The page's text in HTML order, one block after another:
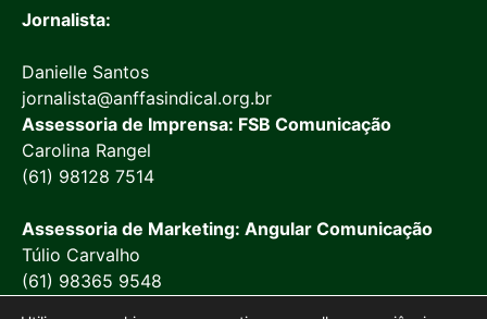
Jornalista:
Danielle Santos
jornalista@anffasindical.org.br
Assessoria de Imprensa: FSB Comunicação
Carolina Rangel
(61) 98128 7514
Assessoria de Marketing: Angular Comunicação
Túlio Carvalho
(61) 98365 9548